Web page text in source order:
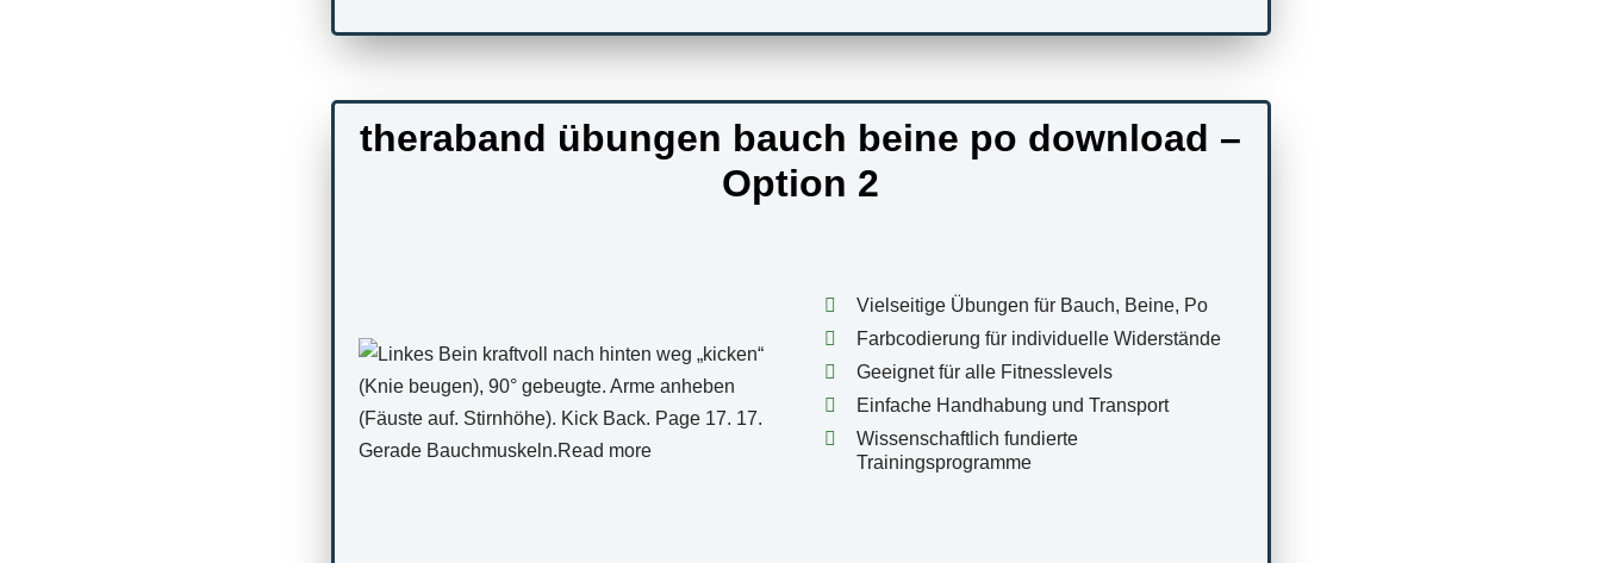
theraband übungen bauch beine po download –
Option 2
Vielseitige Übungen für Bauch, Beine, Po
Farbcodierung für individuelle Widerstände
Geeignet für alle Fitnesslevels
Einfache Handhabung und Transport
Wissenschaftlich fundierte
Trainingsprogramme